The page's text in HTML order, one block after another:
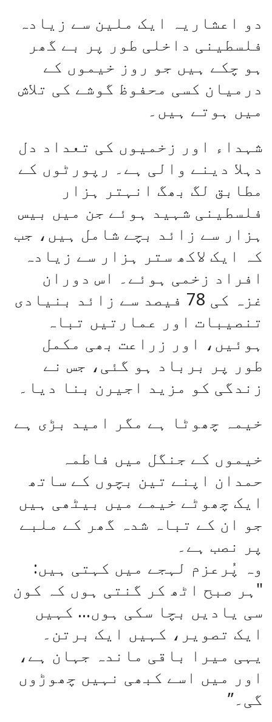
دو اعشاریہ ایک ملین سے زیادہ
فلسطینی داخلی طور پر بے گھر
ہو چکے ہیں جو روز خیموں کے
درمیان کسی محفوظ گوشے کی تلاش
میں ہوتے ہیں۔
شہداء اور زخمیوں کی تعداد دل
دہلا دینے والی ہے۔ رپورٹوں کے
مطابق لگ بھگ انہتر ہزار
فلسطینی شہید ہوئے جن میں بیس
ہزار سے زائد بچے شامل ہیں، جب
کہ ایک لاکھ ستر ہزار سے زیادہ
افراد زخمی ہوئے۔ اس دوران
غزہ کی 78 فیصد سے زائد بنیادی
تنصیبات اور عمارتیں تباہ
ہوئیں، اور زراعت بھی مکمل
طور پر برباد ہو گئی، جس نے
زندگی کو مزید اجیرن بنا دیا۔
خیمہ چھوٹا ہے مگر امید بڑی ہے
خیموں کے جنگل میں فاطمہ
حمدان اپنے تین بچوں کے ساتھ
ایک چھوٹے خیمے میں بیٹھی ہیں
جو ان کے تباہ شدہ گھر کے ملبے
پر نصب ہے۔
وہ پُرعزم لہجے میں کہتی ہیں:
"ہر صبح اٹھ کر گنتی ہوں کہ کون
سی یادیں بچا سکی ہوں… کہیں
ایک تصویر، کہیں ایک برتن۔
یہی میرا باقی ماندہ جہان ہے،
اور میں اسے کبھی نہیں چھوڑوں
گی۔”